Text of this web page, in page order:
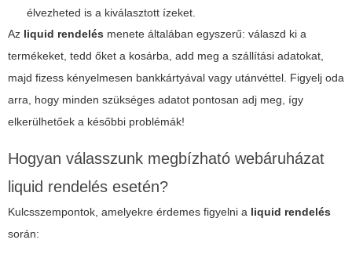
élvezheted is a kiválasztott ízeket.
Az liquid rendelés menete általában egyszerű: válaszd ki a
termékeket, tedd őket a kosárba, add meg a szállítási adatokat,
majd fizess kényelmesen bankkártyával vagy utánvéttel. Figyelj oda
arra, hogy minden szükséges adatot pontosan adj meg, így
elkerülhetőek a későbbi problémák!
Hogyan válasszunk megbízható webáruházat
liquid rendelés esetén?
Kulcsszempontok, amelyekre érdemes figyelni a liquid rendelés
során: